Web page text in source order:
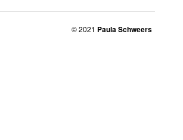
© 2021 Paula Schweers